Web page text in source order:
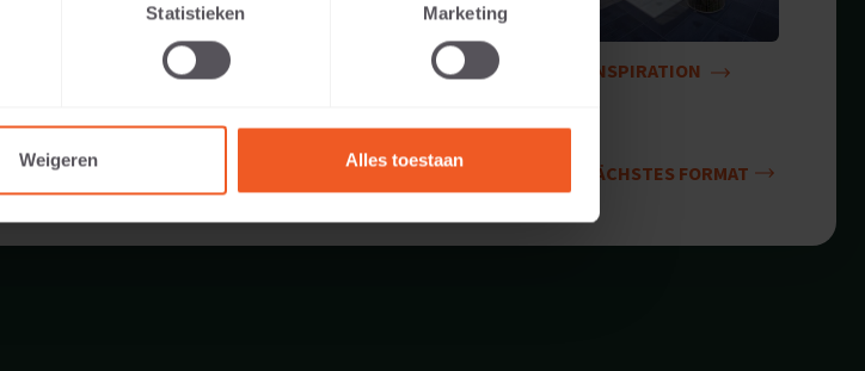
Statistieken Marketing
Weigeren Alles toestaan
INSPIRATION
NÄCHSTES FORMAT